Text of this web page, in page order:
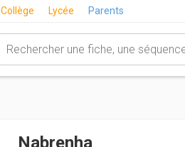
Collège Lycée Parents
Nabrenha